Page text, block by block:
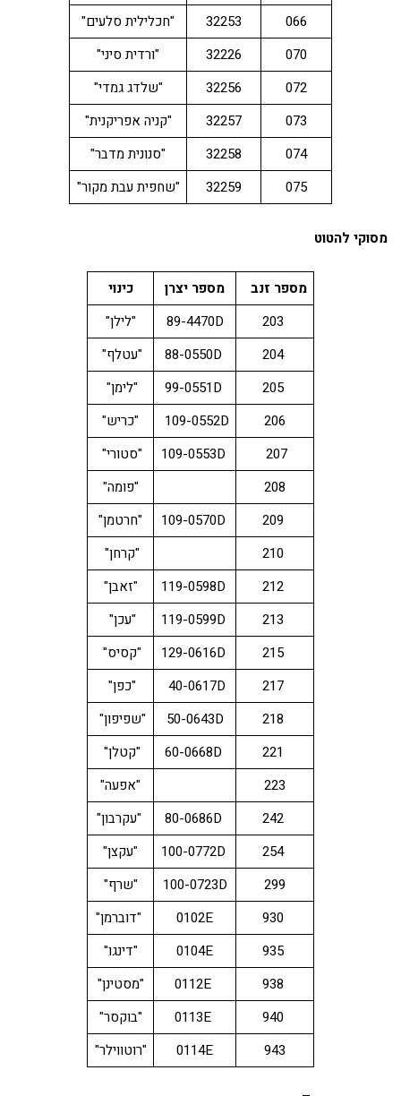
066
32253
"חכלילית סלעים"
070
32226
"ורדית סיני"
072
32256
"שלדג גמדי"
073
32257
"קניה אפריקנית"
074
32258
"סנונית מדבר"
075
32259 "שחפית עבת מקור"
מסוקי להטוט
מספר זנב מספר יצרן
כינוי
89-4470D
"לילן"
204
"עטלף"
"לימן"
109-0552D
"כריש"
207
"סטורי"
208
"פומה"
"חרטמן"
"קרחן"
"זאבן"
"עכן"
"קסיס"
40-0617D
"כפן"
50-0643D
"שפיפון"
"קטלן"
223
"אפעה"
"עקרבון"
254
"עקצן"
299
100-0723D
"שרף"
0102E
"דוברמן"
"דינגו"
"מסטינן"
"בוקסר"
943
0114E "רוטווילר"